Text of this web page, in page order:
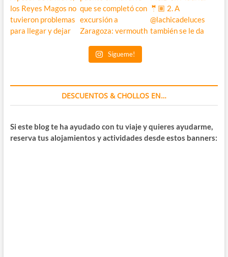
Sígueme!
DESCUENTOS & CHOLLOS EN…
Si este blog te ha ayudado con tu viaje y quieres ayudarme,
reserva tus alojamientos y actividades desde estos banners: